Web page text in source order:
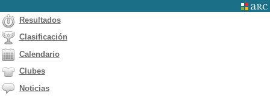
Resultados
Clasificación
Calendario
Clubes
Noticias